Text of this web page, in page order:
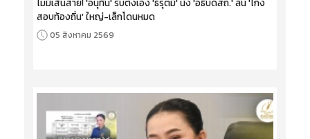
สอบท้องถิ่น' ใหญ่-เล็กโดนหมด
05 สิงหาคม 2569